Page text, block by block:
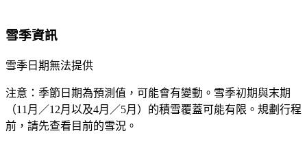
雪季資訊
雪季日期無法提供
注意：季節日期為預測值，可能會有變動。雪季初期與末期
（11月／12月以及4月／5月）的積雪覆蓋可能有限。規劃行程
前，請先查看目前的雪況。